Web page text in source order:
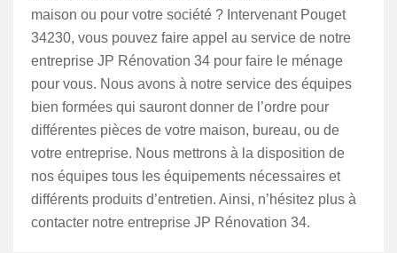
maison ou pour votre société ? Intervenant Pouget
34230, vous pouvez faire appel au service de notre
entreprise JP Rénovation 34 pour faire le ménage
pour vous. Nous avons à notre service des équipes
bien formées qui sauront donner de l’ordre pour
différentes pièces de votre maison, bureau, ou de
votre entreprise. Nous mettrons à la disposition de
nos équipes tous les équipements nécessaires et
différents produits d’entretien. Ainsi, n’hésitez plus à
contacter notre entreprise JP Rénovation 34.